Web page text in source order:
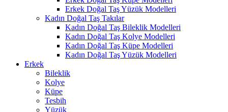
Erkek Doğal Taş Yüzük Modelleri
Kadın Doğal Taş Takılar
Kadın Doğal Taş Bileklik Modelleri
Kadın Doğal Taş Kolye Modelleri
Kadın Doğal Taş Küpe Modelleri
Kadın Doğal Taş Yüzük Modelleri
Erkek
Bileklik
Kolye
Küpe
Tesbih
Yüzük